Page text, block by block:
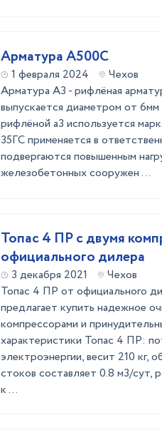
Арматура А500С
1 февраля 2024
Чехов
Арматура А3 - рифлёная
выпускается диаметром от
рифлёной а3 используется
35ГС применяется в
подвергаются повышенным
железобетонных сооружен ...
Топас 4 ПР с двумя
официального дилера
3 декабря 2021
Чехов
Топас 4 ПР от официального
предлагает купить надежное
компрессорами и
характеристики Топас 4 ПР:
электроэнергии, весит 210 кг,
стоков составляет 0.8 м3/сут,
к ...